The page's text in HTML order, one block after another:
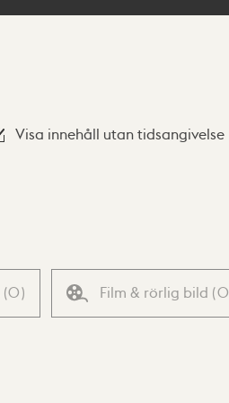
Visa innehåll utan tidsangivelse
(0) Film & rörlig bild (0